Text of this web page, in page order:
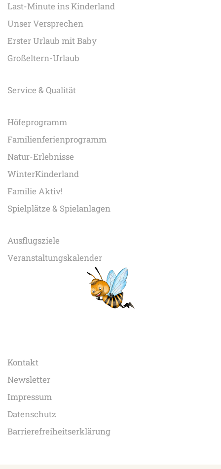
Last-Minute ins Kinderland
Unser Versprechen
Erster Urlaub mit Baby
Großeltern-Urlaub
Service & Qualität
Höfeprogramm
Familienferienprogramm
Natur-Erlebnisse
WinterKinderland
Familie Aktiv!
Spielplätze & Spielanlagen
Ausflugsziele
Veranstaltungskalender
Kontakt
Newsletter
Impressum
Datenschutz
Barrierefreiheitserklärung